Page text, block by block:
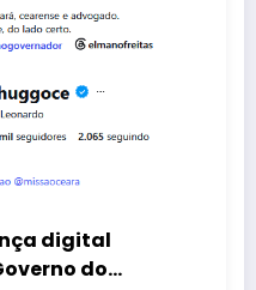
digital
do